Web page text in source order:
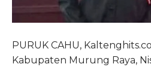
PURUK CAHU,
Kabupaten Murung Raya,